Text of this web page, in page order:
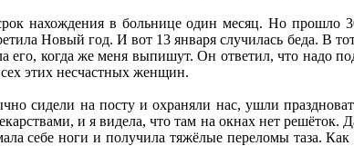
нахождения в больнице один месяц. Но прошло
Новый год. И вот 13 января случилась беда. В
его, когда же меня выпишут. Он ответил, что надо
этих несчастных женщин.
сидели на посту и охраняли нас, ушли
и я видела, что там на окнах нет
себе ноги и получила тяжёлые переломы таза.